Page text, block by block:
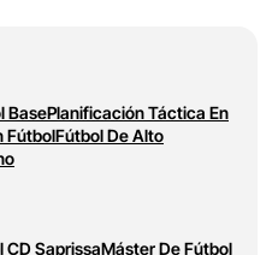
BasePlanificación Táctica En
FútbolFútbol De Alto
CD SaprissaMáster De Fútbol